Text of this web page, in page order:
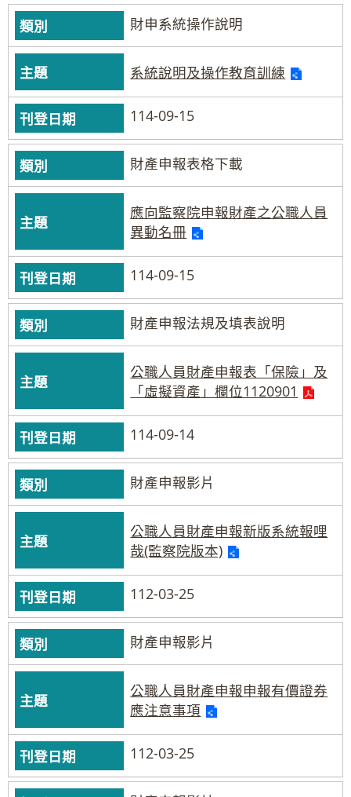
財申系統操作說明
系統說明及操作教育訓練
114-09-15
財產申報表格下載
應向監察院申報財產之公職人員
異動名冊
114-09-15
財產申報法規及填表說明
公職人員財產申報表「保險」及
「虛擬資產」欄位1120901
114-09-14
財產申報影片
公職人員財產申報新版系統報哩
哉(監察院版本)
112-03-25
財產申報影片
公職人員財產申報申報有價證券
應注意事項
112-03-25